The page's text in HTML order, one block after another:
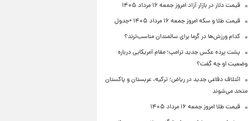
قیمت دلار در بازار آزاد امروز جمعه ۱۶ مرداد ۱۴۰۵
قیمت طلا و سکه امروز جمعه ۱۶ مرداد ۱۴۰۵ +جدول
کدام ورزش‌ها در گرما برای سالمندان مناسب‌ترند؟
پشت پرده عکس جدید ترامپ؛ مقام آمریکایی درباره
وضعیت او چه گفت؟
ائتلاف دفاعی جدید در ریاض؛ ترکیه، عربستان و پاکستان
متحد می‌شوند
قیمت طلا امروز جمعه ۱۶ مرداد ۱۴۰۵